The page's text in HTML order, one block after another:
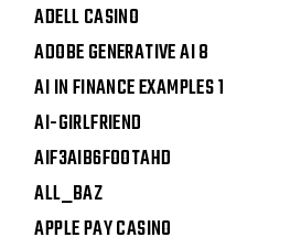
ADELL CASINO
ADOBE GENERATIVE AI 8
AI IN FINANCE EXAMPLES 1
AI-GIRLFRIEND
AIF3AIB6FOOTAHD
ALL_BAZ
APPLE PAY CASINO